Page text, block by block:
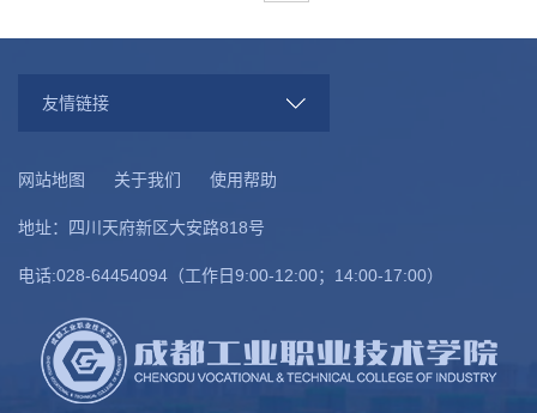
友情链接
网站地图 关于我们 使用帮助
地址：四川天府新区大安路818号
电话:028-64454094（工作日9:00-12:00；14:00-17:00）